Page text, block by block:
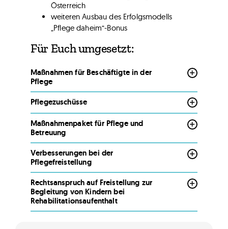
Österreich
weiteren Ausbau des Erfolgsmodells
„Pflege daheim“-Bonus
Für Euch umgesetzt:
Maßnahmen für Beschäftigte in der
Pflege
Pflegezuschüsse
Maßnahmenpaket für Pflege und
Betreuung
Verbesserungen bei der
Pflegefreistellung
Rechtsanspruch auf Freistellung zur
Begleitung von Kindern bei
Rehabilitationsaufenthalt